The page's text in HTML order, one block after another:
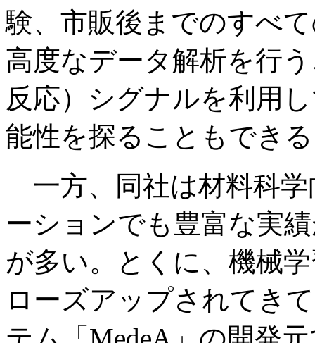
験、市販後までのすべ
高度なデータ解析を行
反応）シグナルを利用
能性を探ることもでき
一方、同社は材料科
ーションでも豊富な実
が多い。とくに、機械
ローズアップされてき